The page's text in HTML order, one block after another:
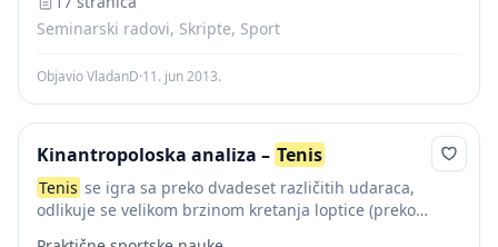
Seminarski radovi, Skripte, Sport
Objavio VladanD·11. jun 2013.
Kinantropoloska analiza – Tenis
Tenis se igra sa preko dvadeset različitih udaraca,
odlikuje se velikom brzinom kretanja loptice (preko